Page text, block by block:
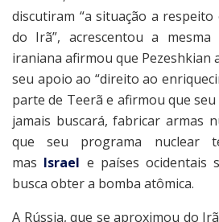
discutiram “a situação a
do Irã”, acrescentou a mesma
iraniana afirmou que Pezeshkian
seu apoio ao “direito ao
parte de Teerã e afirmou que seu
jamais buscará, fabricar armas
que seu programa nuclear
mas Israel e países ocidentais
busca obter a bomba atômica.
A Rússia, que se aproximou do